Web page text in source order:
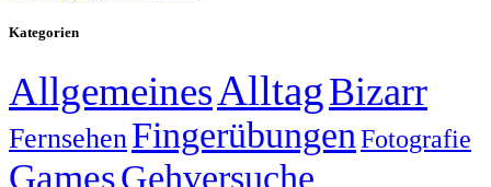
Kategorien
AllgemeinesAlltagBizarr
FernsehenFingerübungen Fotografie
GamesGehversuche